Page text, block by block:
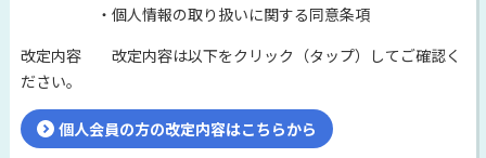
・個人情報の取り扱いに関する同意条項
改定内容 改定内容は以下をクリック（タップ）してご確認く
ださい。
個人会員の方の改定内容はこちらから